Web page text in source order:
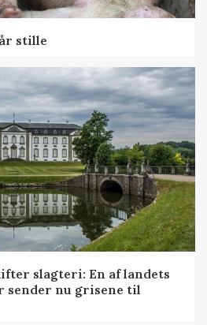
stille
slagteri: En af landets
sender nu grisene til